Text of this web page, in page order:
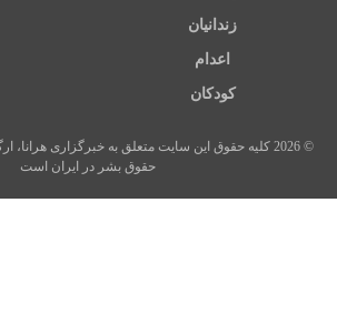
زندانیان
اعدام
کودکان
© 2026 کلیه حقوق این سایت متعلق به خبرگزاری
حقوق بشر در ایران است